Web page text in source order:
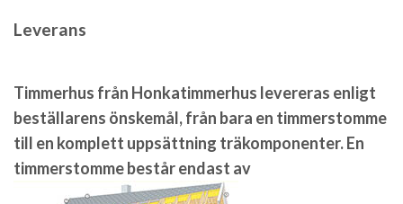
Leverans
Timmerhus från Honkatimmerhus levereras enligt
beställarens önskemål, från bara en timmerstomme
till en komplett uppsättning träkomponenter. En
timmerstomme består endast av